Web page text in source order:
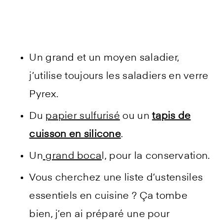
Un grand et un moyen saladier,
j’utilise toujours les saladiers en verre
Pyrex.
Du papier sulfurisé ou untapis de
cuisson en silicone.
Un grand bocal, pour la conservation.
Vous cherchez une liste d’ustensiles
essentiels en cuisine ? Ça tombe
bien, j’en ai préparé une pour